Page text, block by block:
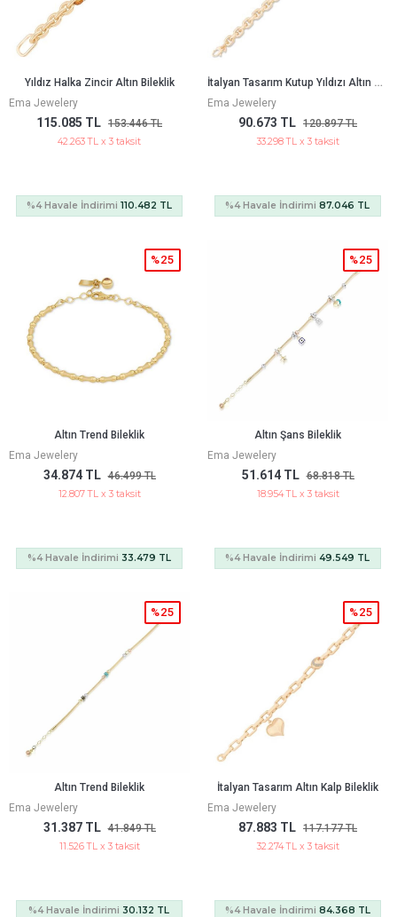
Yıldız Halka Zincir Altın Bileklik
Ema Jewelery
115.085 TL 153.446 TL
42.263 TL x 3 taksit
%4 Havale İndirimi 110.482 TL
İ
Talyan Tasarım Kutup Yıldızı Altın Bileklik
Ema Jewelery
90.673 TL 120.897 TL
33.298 TL x 3 taksit
%4 Havale İndirimi87.046 TL
Altın Trend Bileklik
Ema Jewelery
34.874 TL 46.499 TL
%25
12.807 TL x 3 taksit
%4 Havale İndirimi 33.479 TL
Altın Şans Bileklik
Ema Jewelery
51.614 TL 68.818 TL
%25
18.954 TL x 3 taksit
%4 Havale İndirimi49.549 TL
Altın Trend Bileklik
Ema Jewelery
31.387 TL 41.849 TL
%25
11.526 TL x 3 taksit
%4 Havale İndirimi 30.132 TL
İtalyan Tasarım Altın Kalp Bileklik
Ema Jewelery
87.883 TL 117.177 TL
%25
32.274 TL x 3 taksit
%4 Havale İndirimi 84.368 TL